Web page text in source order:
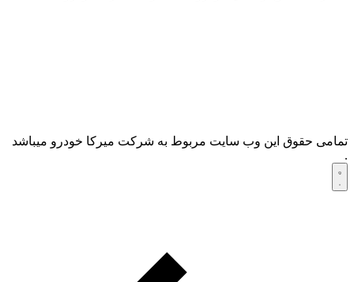
تمامی حقوق این وب سایت مربوط به شرکت میرکا خودرو میباشد
.